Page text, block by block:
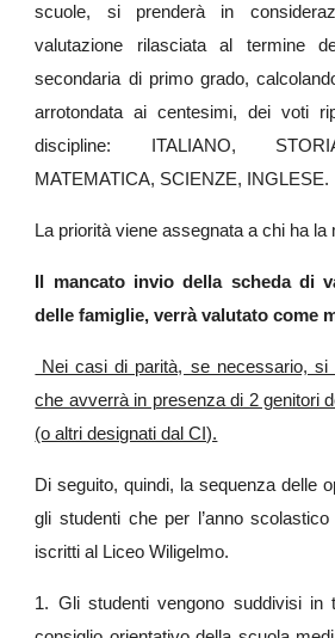
scuole, si prenderà in
valutazione rilasciata al termine
secondaria di primo grado,
arrotondata ai centesimi, dei voti
discipline: ITALIANO,
MATEMATICA, SCIENZE, INGLESE.
La priorità viene assegnata a chi ha la
Il mancato invio della scheda di
delle famiglie, verrà valutato come
Nei casi di parità, se necessario, si
che avverrà in presenza di 2 genitori
(o altri designati dal CI).
Di seguito, quindi, la sequenza delle
gli studenti che per l’anno
iscritti al Liceo Wiligelmo.
1. Gli studenti vengono suddivisi in